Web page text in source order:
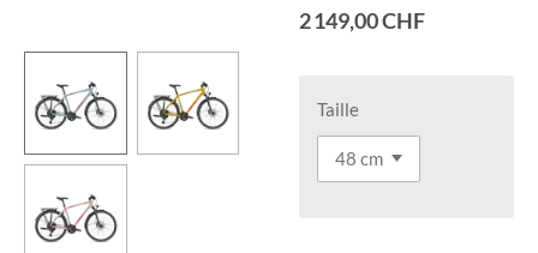
2 149,00 CHF
Taille